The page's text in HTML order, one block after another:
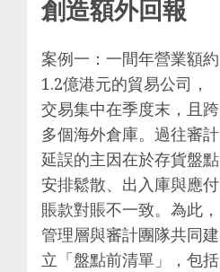
創造額外回報
案例一：一間年營業額約
1.2億港元的貿易公司，
交易集中在季度末，且跨
多個海外倉庫。過往審計
延誤的主因在於存貨盤點
安排鬆散、出入庫與應付
賬款對賬不一致。為此，
管理層與審計團隊共同建
立「盤點前清單」，包括